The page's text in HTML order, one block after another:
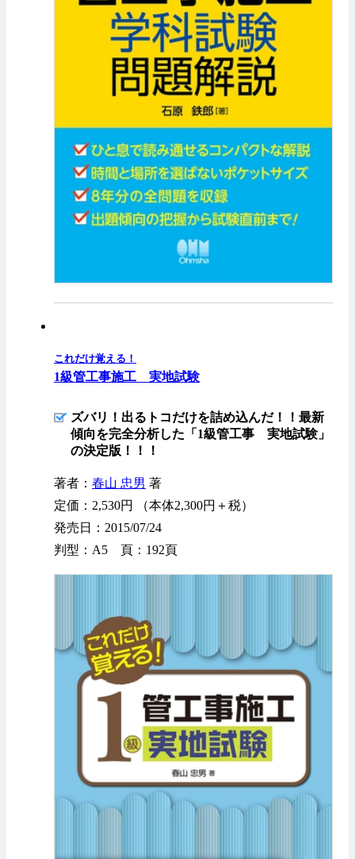
これだけ覚える！
1級管工事施工 実地試験
ズバリ！出るトコだけを詰め込んだ！！最新
傾向を完全分析した「1級管工事 実地試験」
の決定版！！！
著者： 春山 忠男 著
定価：2,530円 （本体2,300円＋税）
発売日：2015/07/24
判型：A5 頁：192頁